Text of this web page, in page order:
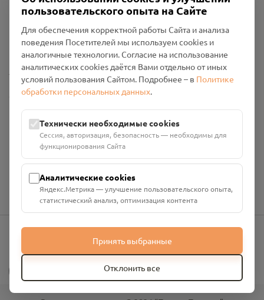
Политика конфиденциальности
Промо-материалы
Настройки cookies
Общество с ограниченной ответственностью «Смоленский
Проект Помним»
ИНН: 6700029207 ОГРН: 1256700001986
Юридический адрес: 216790, Смоленская область, р-н
Руднянский, г. Рудня, улица Западная, д. 26А, пом. 18
Номер счёта: 40702810901130004287 в АО "АЛЬФА-БАНК"
info@pomnim.online
пользовательского опыта на Сайте
Для обеспечения корректной работы Сайта и анализа
поведения Посетителей мы используем cookies и
аналогичные технологии. Согласие на использование
аналитических cookies даётся Вами отдельно от иных
условий пользования Сайтом. Подробнее – в Политике
обработки персональных данных.
Технически необходимые cookies
Сессия, авторизация, безопасность — необходимы для
функционирования Сайта
Аналитические cookies
Яндекс.Метрика — улучшение пользовательского опыта,
статистический анализ, оптимизация контента
Принять выбранные
Отклонить все